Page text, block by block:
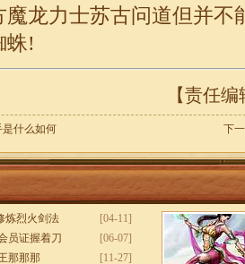
龙力士苏古问道但并不
蛛!
【责任
是什么如何 下
[04-11]
炼烈火剑法
[06-07]
员证握着刀
[11-27]
那那那